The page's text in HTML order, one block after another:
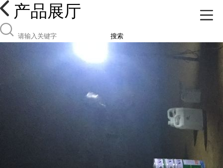
产品展厅
搜索